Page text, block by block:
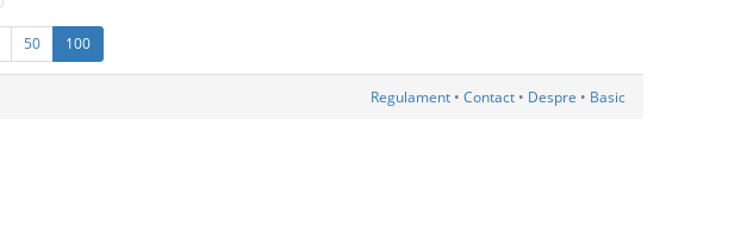
50 100
Regulament • Contact • Despre • Basic